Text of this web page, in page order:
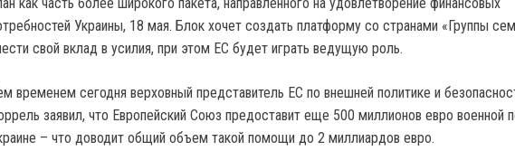
Украины, 18 мая. Блок хочет создать платформу со странами «Группы
свой вклад в усилия, при этом ЕС будет играть ведущую роль.
временем сегодня верховный представитель ЕС по внешней политике и
заявил, что Европейский Союз предоставит еще 500 миллионов евро военной
– что доводит общий объем такой помощи до 2 миллиардов евро.